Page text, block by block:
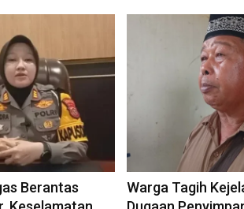
Berantas
Warga Tagih